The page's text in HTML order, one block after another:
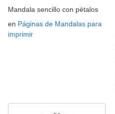
Mandala sencillo con pétalos
en Páginas de Mandalas para
imprimir